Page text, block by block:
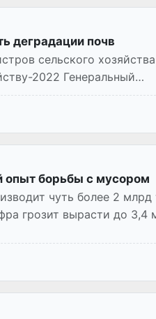
деградации почв
сельского
2022 Генеральный
опыт борьбы с мусором
чуть более 2 млрд
грозит вырасти до 3,4